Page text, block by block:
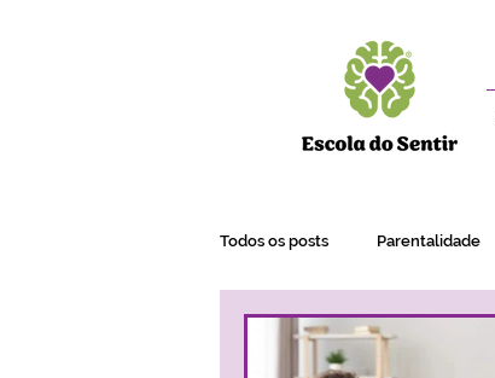
Todos os posts Parentalidade
Adultos